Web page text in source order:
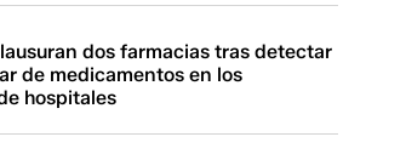
dos farmacias tras detectar
de medicamentos en los
hospitales